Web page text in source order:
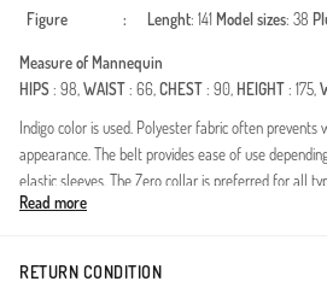
Figure
: Lenght: 141 Model sizes: 38
Measure of Mannequin
HIPS: 98,WAIST: 66,CHEST: 90, HEIGHT: 175,
Indigo color is used. Polyester fabric often prevents
appearance. The belt provides ease of use
elastic sleeves. The Zero collar is preferred for all
seasons. Plus size option available.
zorgvuldig samengesteld voor vrouwen die het
Read more
RETURN CONDITION